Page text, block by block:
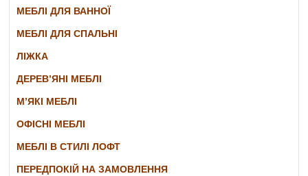
МЕБЛІ ДЛЯ ВАННОЇ
МЕБЛІ ДЛЯ СПАЛЬНІ
ЛІЖКА
ДЕРЕВ’ЯНІ МЕБЛІ
М’ЯКІ МЕБЛІ
ОФІСНІ МЕБЛІ
МЕБЛІ В СТИЛІ ЛОФТ
ПЕРЕДПОКІЙ НА ЗАМОВЛЕННЯ